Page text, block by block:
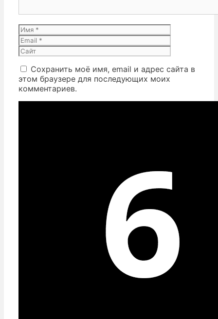
Имя
Сохранить моё имя, email и адрес сайта в
этом браузере для последующих моих
комментариев.